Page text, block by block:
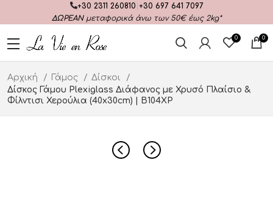
+30 2311 260810 +30 697 641 7097
ΔΩΡΕΑΝμεταφορικά άνω των 50€ έως 2kg*
0 0
Αρχική Γάμος
Δίσκοι
Δίσκος Γάμου Plexiglass Διάφανος με Χρυσό Πλαίσιο &
Φίλντισι Χερούλια (40x30cm) | Β104ΧΡ